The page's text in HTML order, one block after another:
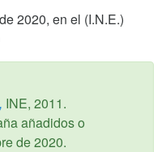
2020, en el (I.N.E.)
INE, 2011.
añadidos o
de 2020.